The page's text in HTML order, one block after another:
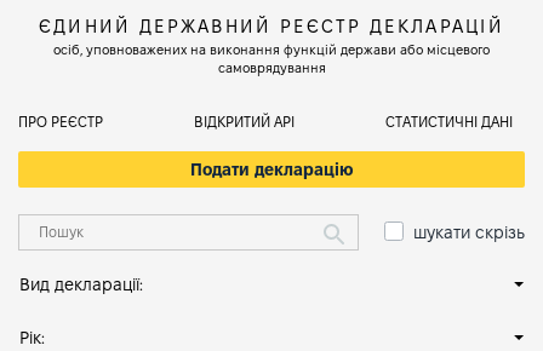
ЄДИНИЙ ДЕРЖАВНИЙ РЕЄСТР ДЕКЛАРАЦІЙ
осіб, уповноважених на виконання функцій держави або місцевого
самоврядування
ПРО РЕЄСТР ВІДКРИТИЙ АРІ СТАТИСТИЧНІ ДАНІ
Подати декларацію
шукати скрізь
Вид декларації:
Рік: